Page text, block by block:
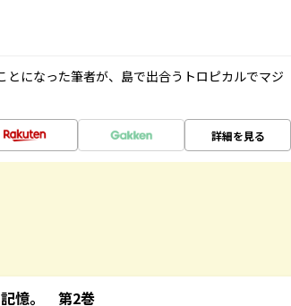
になった筆者が、島で出合うトロピカルでマジ
詳細を見る
記憶。 第2巻